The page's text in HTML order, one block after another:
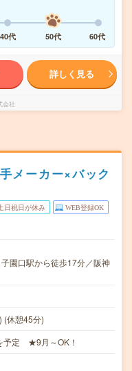
40代 50代 60代
詳しく見る
会社
メーカー×バック
日祝日が休み WEB登録OK
園口駅から徒歩17分／阪神
(休憩45分)
予定 ★9月～OK！